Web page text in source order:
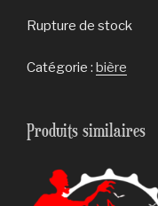
Rupture de stock
Catégorie : bière
Produits similaires